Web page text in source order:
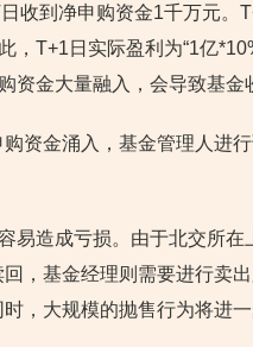
收到净申购资金1千万元。
，T+1日实际盈利为“1亿
资金大量融入，会导致基金
资金涌入，基金管理人进
易造成亏损。由于北交所
，基金经理则需要进行卖
，大规模的抛售行为将进一